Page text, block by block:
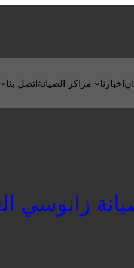
اتصل بنامراكز الصيانة اخبارنا
زانوسي العجمي